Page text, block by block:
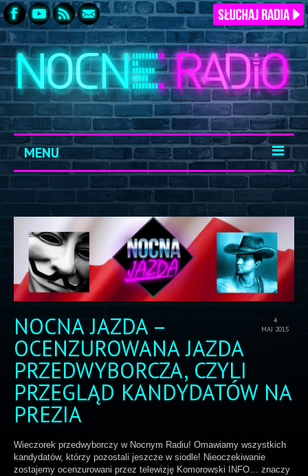
MENU
START
ARCHIWUM
KONTAKT
LOGOWANIE
4
MAJ 2015
NOCNA JAZDA –
OCENZUROWANA JAZDA
PRZEDWYBORCZA, CZYLI
PRZEGLĄD KANDYDATÓW NA
PREZIA
Wieczorek przedwyborczy w Nocnym Radiu! Omawiamy wszystkich
kandydatów, którzy pozostali jeszcze w siodle! Nieoczekiwanie
zostajemy ocenzurowani przez telewizję Komorowski INFO… znaczy